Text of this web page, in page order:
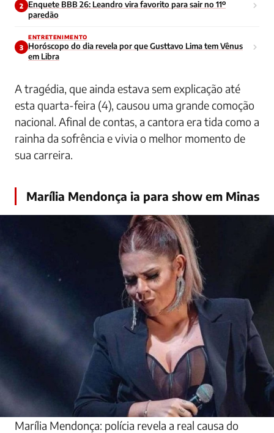
2
Enquete BBB 26: Leandro vira favorito para sair no 11º
paredão
3
ENTRETENIMENTO
Horóscopo do dia revela por que Gusttavo Lima tem Vênus
em Libra
A tragédia, que ainda estava sem explicação até
esta quarta-feira (4), causou uma grande comoção
nacional. Afinal de contas, a cantora era tida como a
rainha da sofrência e vivia o melhor momento de
sua carreira.
Marília Mendonça ia para show em Minas
Marília Mendonça: polícia revela a real causa do